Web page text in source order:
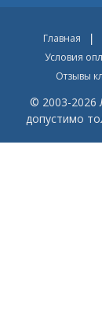
Главная
Условия
Отзывы
© 2003-2026
допустимо